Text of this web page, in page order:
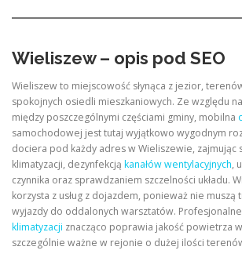
Wieliszew – opis pod SEO
Wieliszew to miejscowość słynąca z jezior,
spokojnych osiedli mieszkaniowych. Ze względu
między poszczególnymi częściami gminy, mobilna
samochodowej jest tutaj wyjątkowo wygodnym
dociera pod każdy adres w Wieliszewie, zajmując
klimatyzacji, dezynfekcją kanałów wentylacyjnych,
czynnika oraz sprawdzaniem szczelności układu.
korzysta z usług z dojazdem, ponieważ nie muszą
wyjazdy do oddalonych warsztatów. Profesjonalne
klimatyzacji znacząco poprawia jakość powietrza
szczególnie ważne w rejonie o dużej ilości